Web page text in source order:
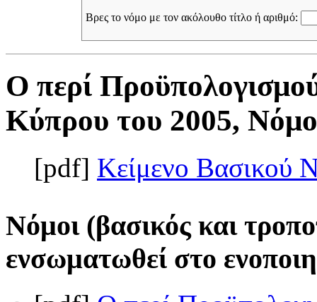
Βρες το νόμο με τον ακόλουθο τίτλο ή αριθμό:
Ο περί
Κύπρου του 2005,
[pdf] Κείμενο Βασικού
Νόμοι (βασικός και
ενσωματωθεί στο